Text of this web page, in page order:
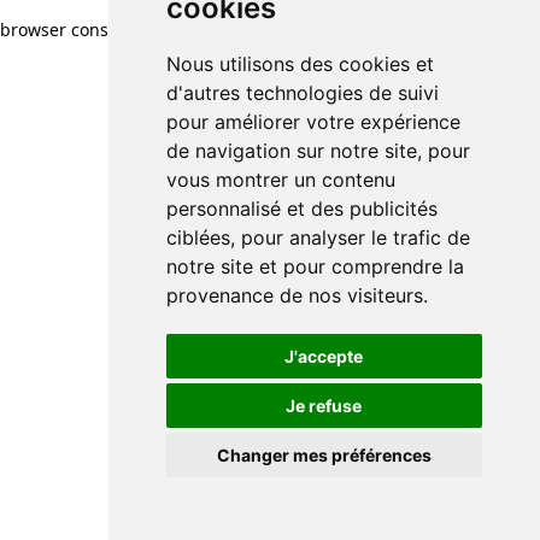
cookies
Nous utilisons des cookies et
d'autres technologies de suivi
pour améliorer votre expérience
de navigation sur notre site, pour
vous montrer un contenu
personnalisé et des publicités
ciblées, pour analyser le trafic de
notre site et pour comprendre la
provenance de nos visiteurs.
J'accepte
Je refuse
Changer mes préférences
browser console for more information)